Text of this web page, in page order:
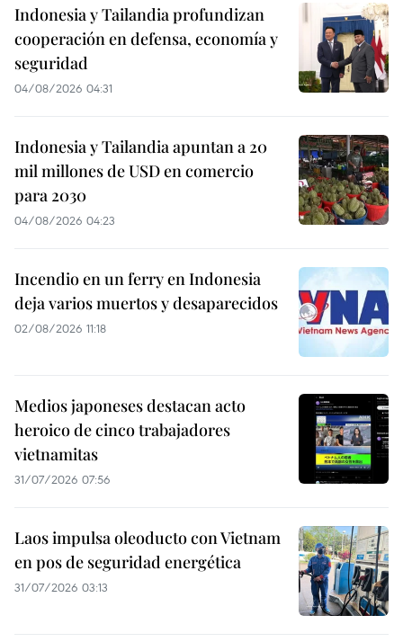
Indonesia y Tailandia profundizan
cooperación en defensa, economía y
seguridad
04/08/2026 04:31
Indonesia y Tailandia apuntan a 20
mil millones de USD en comercio
para 2030
04/08/2026 04:23
Incendio en un ferry en Indonesia
deja varios muertos y desaparecidos
02/08/2026 11:18
Medios japoneses destacan acto
heroico de cinco trabajadores
vietnamitas
31/07/2026 07:56
Laos impulsa oleoducto con Vietnam
en pos de seguridad energética
31/07/2026 03:13